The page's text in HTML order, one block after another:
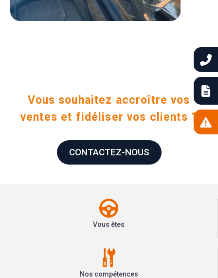
Vous souhaitez accroître vos
ventes et fidéliser vos clients ?
CONTACTEZ-NOUS
Vous êtes
Nos compétences